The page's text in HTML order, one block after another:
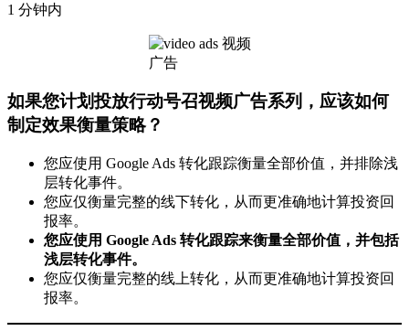
1 分钟内
如果您计划投放行动号召视频广告系列，应该如何
制定效果衡量策略？
您应使用 Google Ads 转化跟踪衡量全部价值，并排除浅
层转化事件。
您应仅衡量完整的线下转化，从而更准确地计算投资回
报率。
您应使用 Google Ads 转化跟踪来衡量全部价值，并包括
浅层转化事件。
您应仅衡量完整的线上转化，从而更准确地计算投资回
报率。